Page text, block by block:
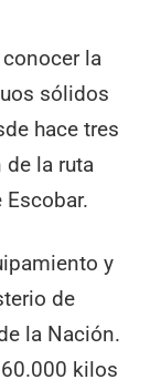
la
sólidos
hace tres
de la ruta
Escobar.
y
de
la Nación.
kilos